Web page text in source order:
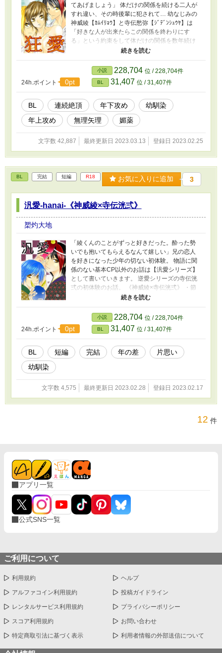
てあげましょう」 体だけの関係を続ける二人が
すれ違い、その時後輩に犯されて… 幼なじみの
神威綾【ｶﾑｲﾘｮｳ】と寺伝愁弥【ｼﾞﾃﾞﾝｼｭｳﾔ】は
「好きな人が出来たらこの関係を終わりにす
る」という約束をして体だけの関係を数年続け
ていた。 お互い好きなのにすれ違い、その時愁
て… ・幼なじみ×幼なじみ ・後輩×先輩 ・拘束
・体だけの関係 ・すれ違い ・無理矢理 ・切ない
→幸終 ・攻めが受け ・媚薬ローション 全6章予
定です。 5章6章は私の変態要素を織り混ぜたも
のにしようと楽しく書いてます。
24h.ポイント 0pt
小説 228,704 位 / 228,704件
BL 31,407 位 / 31,407件
BL 連続絶頂 年下攻め
幼馴染
年上攻め
無理矢理 媚薬
文字数 42,887 最終更新日 2023.03.13 登録日 2023.02.25
BL 完結 短編 R18 お気に入りに追加 3
汎愛-hanai-《神威綾×寺伝洸弍》
槊灼大地
「綾くんのことがずっと好きだった。酔った勢
いでも抱いてもらえるなんて嬉しい」兄の恋人
を好きになった少年の切ない初体験。 物語に関
係のない基本CP以外のお話は【汎愛シリーズ】
として書いていきます。 逆愛シリーズの寺伝洸
弍の初体験のお話。 《神威綾×寺伝洸弍》 ・節
操なしイケメン×総受年下 ・歳の差 ・幼なじみ
24h.ポイント 0pt
小説 228,704 位 / 228,704件
BL 31,407 位 / 31,407件
BL 短編 完結 年の差
片思い
幼馴染
文字数 4,575 最終更新日 2023.02.28 登録日 2023.02.17
12 件
アプリ一覧
公式SNS一覧
ご利用について
利用規約 ヘルプ
アルファコイン利用規約 投稿ガイドライン
レンタルサービス利用規約 プライバシーポリシー
スコア利用規約 お問い合わせ
特定商取引法に基づく表示 利用者情報の外部送信について